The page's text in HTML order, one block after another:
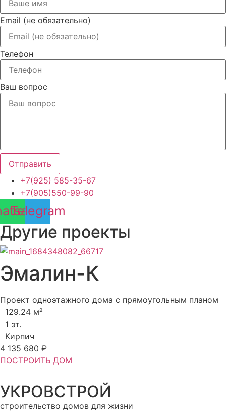
Email (не обязательно)
Телефон
Ваш вопрос
Отправить
+7(925) 585-35-67
+7(905)550-99-90
Telegram
Другие проекты
Эмалин-К
Проект одноэтажного дома с прямоугольным планом
129.24 м²
1 эт.
Кирпич
4 135 680 ₽
ПОСТРОИТЬ ДОМ
УКРОВСТРОЙ
строительство домов для жизни